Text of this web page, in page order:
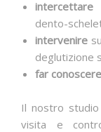
intercettare
dento-
intervenire
deglutizione
far conoscere
Il nostro
visita e